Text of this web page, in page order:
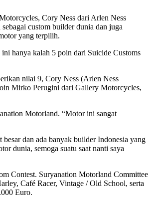
Cory Ness dari Arlen Ness
custom builder dunia dan juga
yang terpilih.
hanya kalah 5 poin dari Suicide Customs
nilai 9, Cory Ness (Arlen Ness
Mirko Perugini dari Gallery Motorcycles,
Motorland. “Motor ini sangat
dan ada banyak builder Indonesia yang
dunia, semoga suatu saat nanti saya
Contest. Suryanation Motorland Committee
Café Racer, Vintage / Old School, serta
Euro.